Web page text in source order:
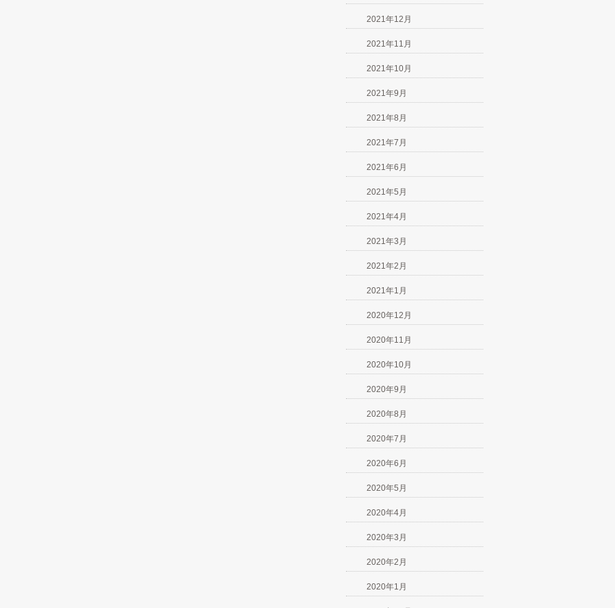
2021年12月
2021年11月
2021年10月
2021年9月
2021年8月
2021年7月
2021年6月
2021年5月
2021年4月
2021年3月
2021年2月
2021年1月
2020年12月
2020年11月
2020年10月
2020年9月
2020年8月
2020年7月
2020年6月
2020年5月
2020年4月
2020年3月
2020年2月
2020年1月